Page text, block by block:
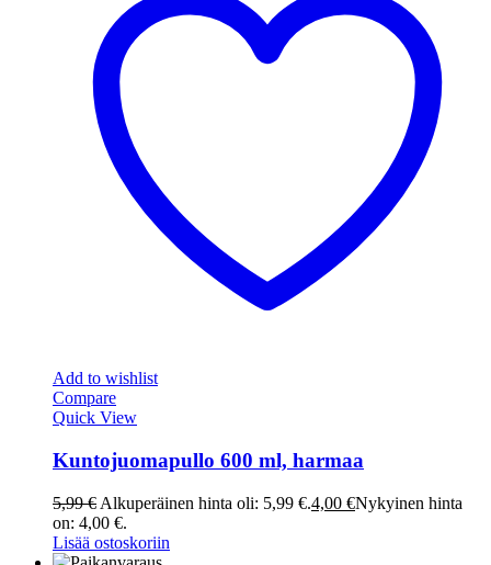
Add to wishlist
Compare
Quick View
Kuntojuomapullo 600 ml, harmaa
5,99€ Alkuperäinen hinta oli: 5,99 €.4,00 €Nykyinen hinta
on: 4,00 €.
Lisää ostoskoriin